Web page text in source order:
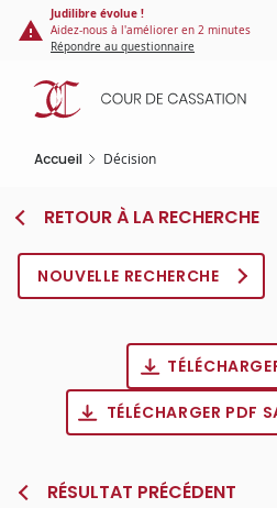
Panneau de gestion des cookies
contenu
principal
Judilibre évolue !
Aidez-nous à l'améliorer en 2 minutes
Répondre au questionnaire
Accueil Décision
RETOUR À LA RECHERCHE
NOUVELLE RECHERCHE
TÉLÉCHARGER PDF
RÉSULTAT PRÉCÉDENT